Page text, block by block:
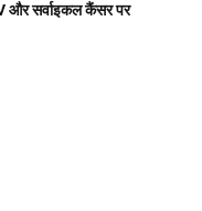
और सर्वाइकल कैंसर पर